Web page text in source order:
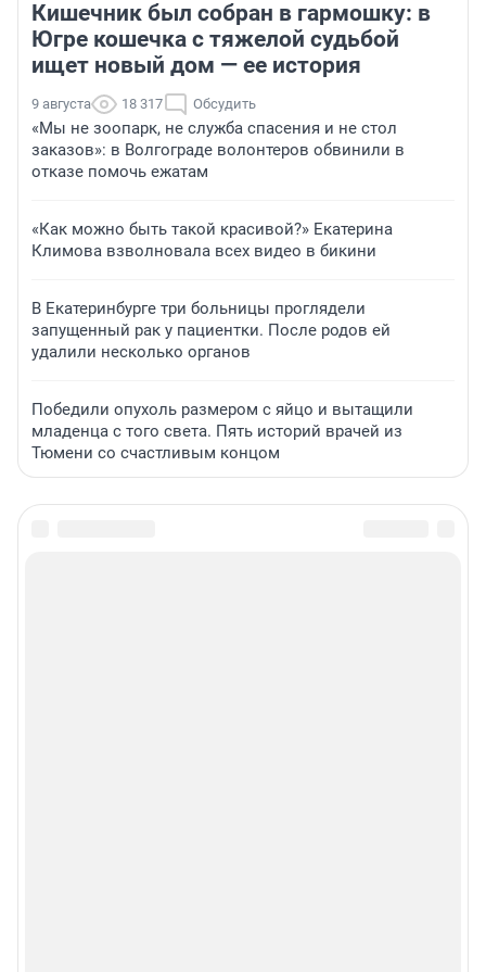
Кишечник был собран в гармошку: в
Югре кошечка с тяжелой судьбой
ищет новый дом — ее история
9 августа 18 317 Обсудить
«Мы не зоопарк, не служба спасения и не стол
заказов»: в Волгограде волонтеров обвинили в
отказе помочь ежатам
«Как можно быть такой красивой?» Екатерина
Климова взволновала всех видео в бикини
В Екатеринбурге три больницы проглядели
запущенный рак у пациентки. После родов ей
удалили несколько органов
Победили опухоль размером с яйцо и вытащили
младенца с того света. Пять историй врачей из
Тюмени со счастливым концом